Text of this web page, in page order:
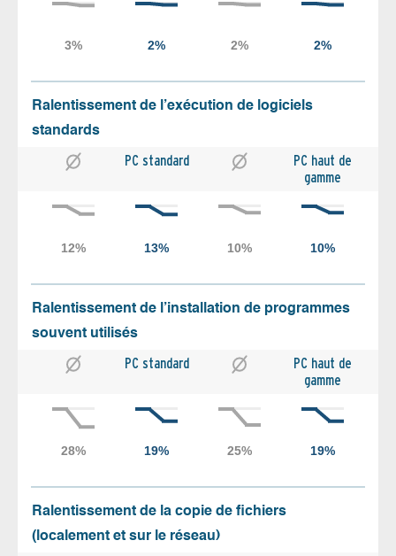
Ralentissement de l’exécution de logiciels
standards
PC standard
PC haut de
gamme
Ralentissement de l’installation de programmes
souvent utilisés
PC standard
PC haut de
gamme
Ralentissement de la copie de fichiers
(localement et sur le réseau)